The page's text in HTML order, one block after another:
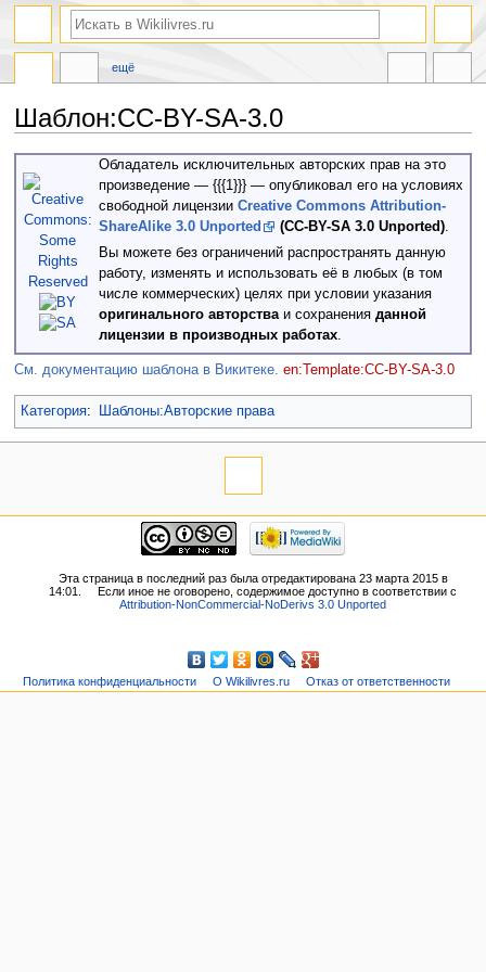
Шаблон:CC-BY-SA-3.0
навигации
поиску
Обладатель исключительных авторских прав на это
произведение — {{{1}}} — опубликовал его на условиях
свободной лицензии Creative Commons Attribution-
ShareAlike 3.0 Unported
(CC-BY-SA 3.0 Unported)
Вы можете без ограничений распространять данную
работу, изменять и использовать её в любых (в том
числе коммерческих) целях при условии указания
оригинального авторстваи сохранения данной
лицензии в производных работах.
См. документацию шаблона в Викитеке. en:Template:CC-BY-SA-3.0
Категория: Шаблоны:Авторские права
ещё
Эта страница в последний раз была отредактирована 23 марта 2015 в
14:01.
Если иное не оговорено, содержимое доступно в соответствии с
Attribution-NonCommercial-NoDerivs 3.0 Unported
Политика конфиденциальности О Wikilivres.ru Отказ от ответственности